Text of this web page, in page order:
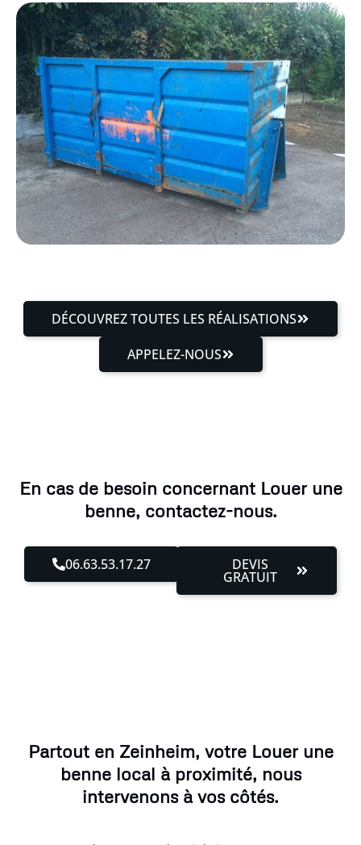
DÉCOUVREZ TOUTES LES RÉALISATIONS
APPELEZ-NOUS
En cas de besoin concernant Louer une
benne, contactez-nous.
06.63.53.17.27 DEVIS
GRATUIT
Partout en Zeinheim, votre Louer une
benne local à proximité, nous
intervenons à vos côtés.